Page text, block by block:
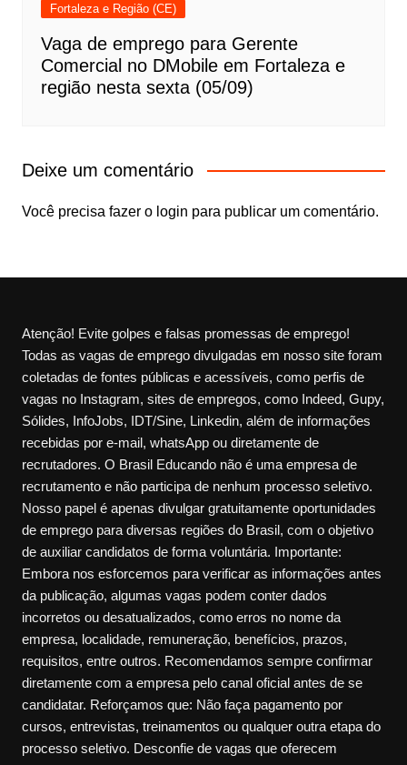
Fortaleza e Região (CE)
Vaga de emprego para Gerente
Comercial no DMobile em Fortaleza e
região nesta sexta (05/09)
Deixe um comentário
Você precisa fazer o login para publicar um comentário.
Atenção! Evite golpes e falsas promessas de emprego!
Todas as vagas de emprego divulgadas em nosso site foram
coletadas de fontes públicas e acessíveis, como perfis de
vagas no Instagram, sites de empregos, como Indeed, Gupy,
Sólides, InfoJobs, IDT/Sine, Linkedin, além de informações
recebidas por e-mail, whatsApp ou diretamente de
recrutadores. O Brasil Educando não é uma empresa de
recrutamento e não participa de nenhum processo seletivo.
Nosso papel é apenas divulgar gratuitamente oportunidades
de emprego para diversas regiões do Brasil, com o objetivo
de auxiliar candidatos de forma voluntária. Importante:
Embora nos esforcemos para verificar as informações antes
da publicação, algumas vagas podem conter dados
incorretos ou desatualizados, como erros no nome da
empresa, localidade, remuneração, benefícios, prazos,
requisitos, entre outros. Recomendamos sempre confirmar
diretamente com a empresa pelo canal oficial antes de se
candidatar. Reforçamos que: Não faça pagamento por
cursos, entrevistas, treinamentos ou qualquer outra etapa do
processo seletivo. Desconfie de vagas que oferecem